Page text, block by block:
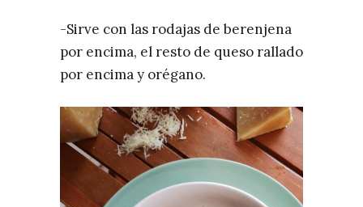
-Sirve con las rodajas de berenjena
por encima, el resto de queso rallado
por encima y orégano.